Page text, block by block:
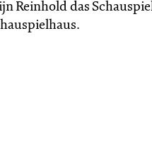
Reinhold das